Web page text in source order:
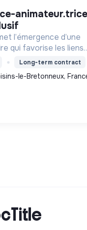
l’émergence d’une
qui favorise les liens
pour accompagner le
population et agir
social
Long-term contract
le-Bretonneux,